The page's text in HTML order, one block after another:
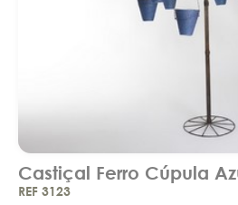
Castiçal Ferro Cúpula
REF 3123